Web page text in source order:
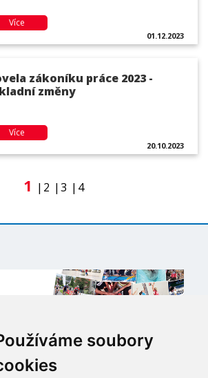
soubory
Více
01.12.2023
zákoníku práce 2023 -
změny
Více
20.10.2023
1 2 3 4